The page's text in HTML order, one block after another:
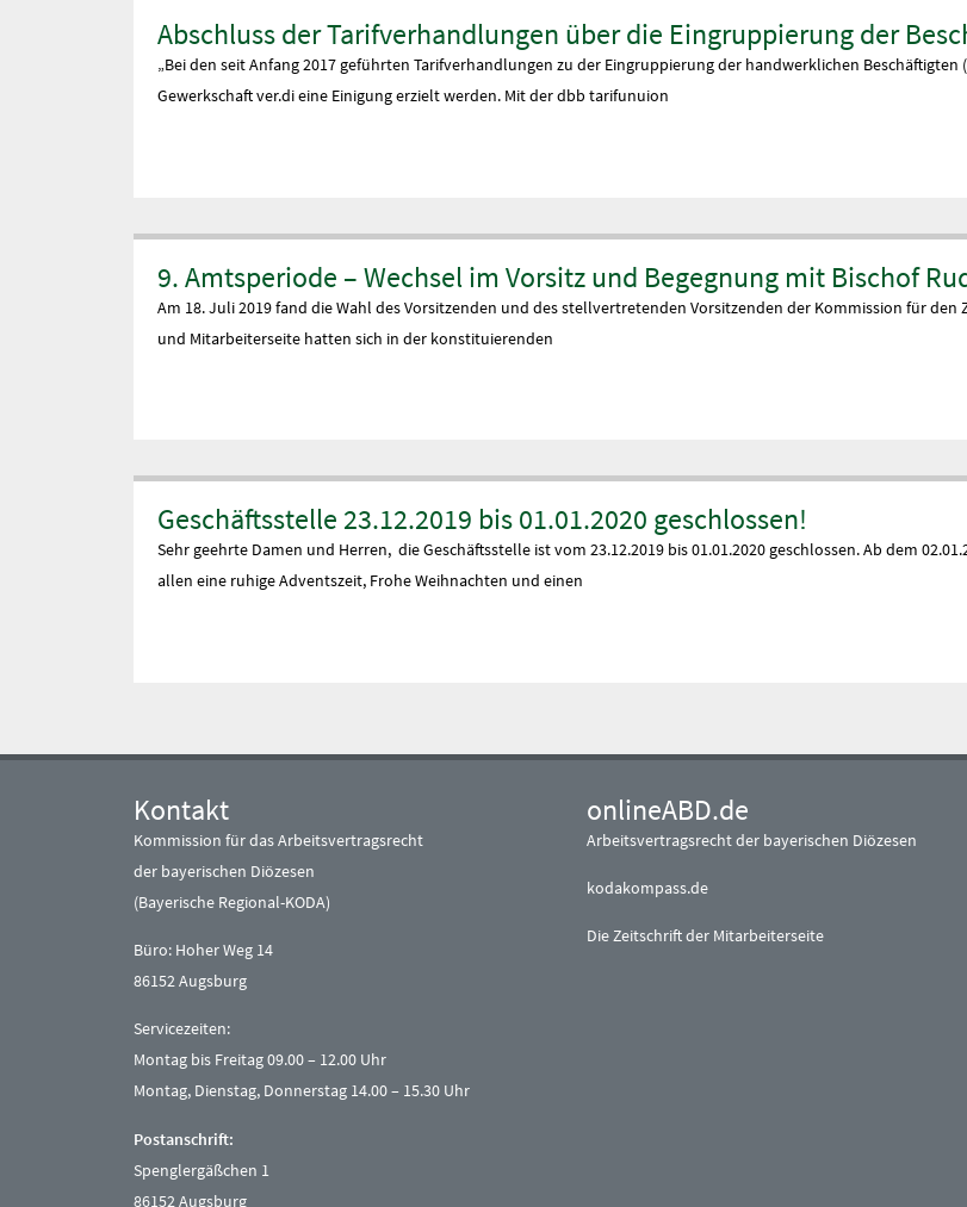
Abschluss der Tarifverhandlungen über die Eingruppierung der
„Bei den seit Anfang 2017 geführten Tarifverhandlungen zu der Eingruppierung der handwerklichen
Gewerkschaft ver.di eine Einigung erzielt werden. Mit der dbb tarifunuion
9. Amtsperiode – Wechsel im Vorsitz und Begegnung mit Bischof
Am 18. Juli 2019 fand die Wahl des Vorsitzenden und des stellvertretenden Vorsitzenden der Kommission für den
und Mitarbeiterseite hatten sich in der konstituierenden
Geschäftsstelle 23.12.2019 bis 01.01.2020 geschlossen!
Sehr geehrte Damen und Herren, die Geschäftsstelle ist vom 23.12.2019 bis 01.01.2020 geschlossen. Ab dem
allen eine ruhige Adventszeit, Frohe Weihnachten und einen
Kontakt
Kommission für das Arbeitsvertragsrecht
der bayerischen Diözesen
(Bayerische Regional-KODA)
Büro: Hoher Weg 14
86152 Augsburg
Servicezeiten:
Montag bis Freitag 09.00 – 12.00 Uhr
Montag, Dienstag, Donnerstag 14.00 – 15.30 Uhr
Postanschrift:
Spenglergäßchen 1
86152 Augsburg
onlineABD.de
Arbeitsvertragsrecht der bayerischen Diözesen
kodakompass.de
Die Zeitschrift der Mitarbeiterseite